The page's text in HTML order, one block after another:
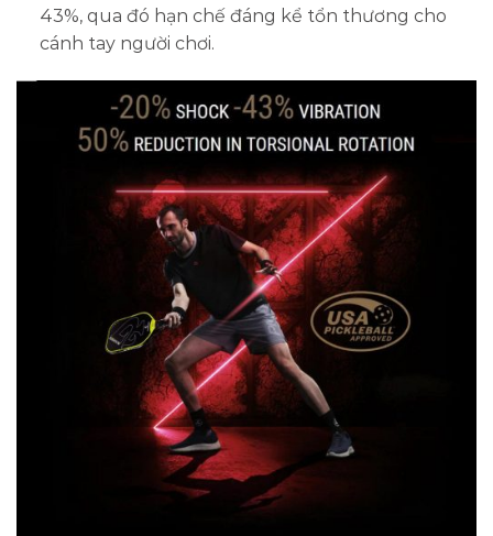
43%, qua đó hạn chế đáng kể tổn thương cho
cánh tay người chơi.